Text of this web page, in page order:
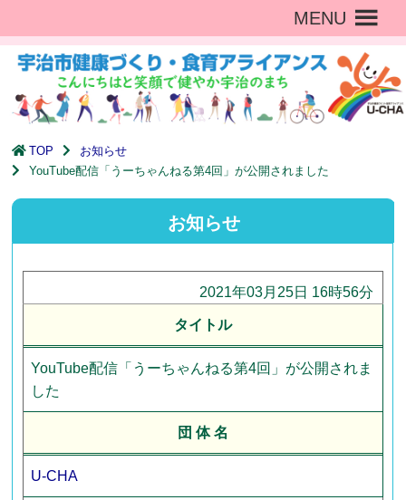
MENU
TOP
お知らせ
YouTube配信「うーちゃんねる第4回」が公開されました
お知らせ
2021年03月25日 16時56分
タイトル
YouTube配信「うーちゃんねる第4回」が公開されま
した
団 体 名
U-CHA